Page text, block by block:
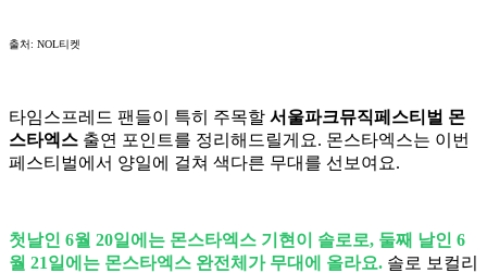
출처: NOL티켓
타임스프레드 팬들이 특히 주목할 서울파크뮤직페스티벌 몬
스타엑스 출연 포인트를 정리해드릴게요. 몬스타엑스는 이번
페스티벌에서 양일에 걸쳐 색다른 무대를 선보여요.
첫날인 6월 20일에는 몬스타엑스 기현이 솔로로, 둘째 날인 6
월 21일에는 몬스타엑스 완전체가 무대에 올라요. 솔로 보컬리